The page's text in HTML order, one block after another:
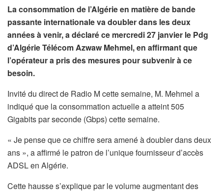
La consommation de l’Algérie en matière de bande
passante internationale va doubler dans les deux
années à venir, a déclaré ce mercredi 27 janvier le Pdg
d’Algérie Télécom Azwaw Mehmel, en affirmant que
l’opérateur a pris des mesures pour subvenir à ce
besoin.
Invité du direct de Radio M cette semaine, M. Mehmel a
indiqué que la consommation actuelle a atteint 505
Gigabits par seconde (Gbps) cette semaine.
« Je pense que ce chiffre sera amené à doubler dans deux
ans », a affirmé le patron de l’unique fournisseur d’accès
ADSL en Algérie.
Cette hausse s’explique par le volume augmentant des